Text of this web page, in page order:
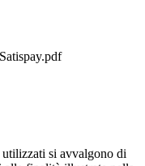
si avvalgono di